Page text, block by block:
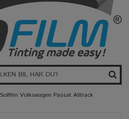
Solfilm Volkswagen Passat Alltrack